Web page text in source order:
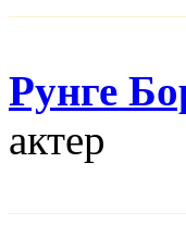
Рунге
актер